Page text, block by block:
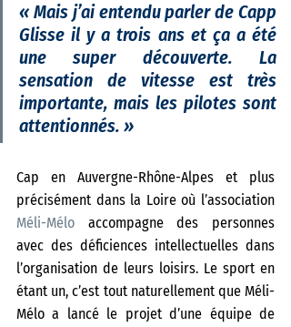
« Mais j’ai entendu parler de Capp
Glisse il y a trois ans et ça a été
une super découverte. La
sensation de vitesse est très
importante, mais les pilotes sont
attentionnés. »
Cap en Auvergne-Rhône-Alpes et plus
Méli-Mélo accompagne des personnes
avec des déficiences intellectuelles dans
l’organisation de leurs loisirs. Le sport en
étant un, c’est tout naturellement que Méli-
Mélo a lancé le projet d’une équipe de